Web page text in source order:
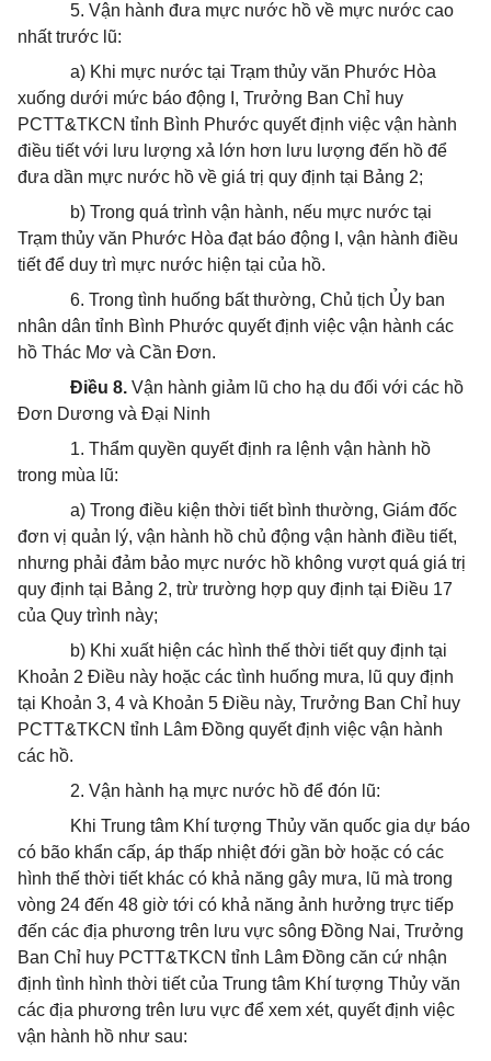
5. Vận hành đưa mực nước hồ về mực nước cao
nhất trước lũ:
a) Khi mực nước tại Trạm thủy văn Phước Hòa
xuống dưới mức báo động I, Trưởng Ban Chỉ huy
PCTT&TKCN tỉnh Bình Phước quyết định việc vận hành
điều tiết với lưu lượng xả lớn hơn lưu lượng đến hồ để
đưa dần mực nước hồ về giá trị quy định tại Bảng 2;
b) Trong quá trình vận hành, nếu mực nước tại
Trạm thủy văn Phước Hòa đạt báo động I, vận hành điều
tiết để duy trì mực nước hiện tại của hồ.
6. Trong tình huống bất thường, Chủ tịch Ủy ban
nhân dân tỉnh Bình Phước quyết định việc vận hành các
hồ Thác Mơ và Cần Đơn.
Điều 8. Vận hành giảm lũ cho hạ du đối với các hồ
Đơn Dương và Đại Ninh
1. Thẩm quyền quyết định ra lệnh vận hành hồ
trong mùa lũ:
a) Trong điều kiện thời tiết bình thường, Giám đốc
đơn vị quản lý, vận hành hồ chủ động vận hành điều tiết,
nhưng phải đảm bảo mực nước hồ không vượt quá giá trị
quy định tại Bảng 2, trừ trường hợp quy định tại Điều 17
của Quy trình này;
b) Khi xuất hiện các hình thế thời tiết quy định tại
Khoản 2 Điều này hoặc các tình huống mưa, lũ quy định
tại Khoản 3, 4 và Khoản 5 Điều này, Trưởng Ban Chỉ huy
PCTT&TKCN tỉnh Lâm Đồng quyết định việc vận hành
các hồ.
2. Vận hành hạ mực nước hồ để đón lũ:
Khi Trung tâm Khí tượng Thủy văn quốc gia dự báo
có bão khẩn cấp, áp thấp nhiệt đới gần bờ hoặc có các
hình thế thời tiết khác có khả năng gây mưa, lũ mà trong
vòng 24 đến 48 giờ tới có khả năng ảnh hưởng trực tiếp
đến các địa phương trên lưu vực sông Đồng Nai, Trưởng
Ban Chỉ huy PCTT&TKCN tỉnh Lâm Đồng căn cứ nhận
định tình hình thời tiết của Trung tâm Khí tượng Thủy văn
các địa phương trên lưu vực để xem xét, quyết định việc
vận hành hồ như sau: